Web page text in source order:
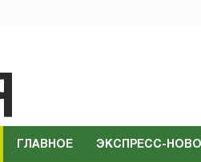
ГЛАВНОЕ ЭКСПРЕСС-